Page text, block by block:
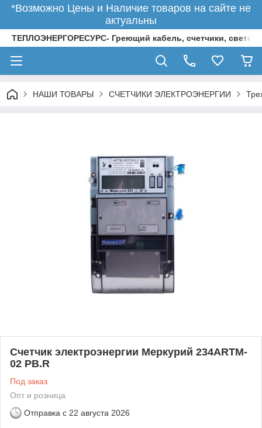
*Возможно Цены и Наличие товаров на сайте не
актуальны
ТЕПЛОЭНЕРГОРЕСУРС- Греющий кабель, счетчики,
НАШИ ТОВАРЫ СЧЕТЧИКИ ЭЛЕКТРОЭНЕРГИИ
Счетчик электроэнергии Меркурий 234ARTM-
02 PB.R
Под заказ
Опт и розница
Отправка с 22 августа 2026